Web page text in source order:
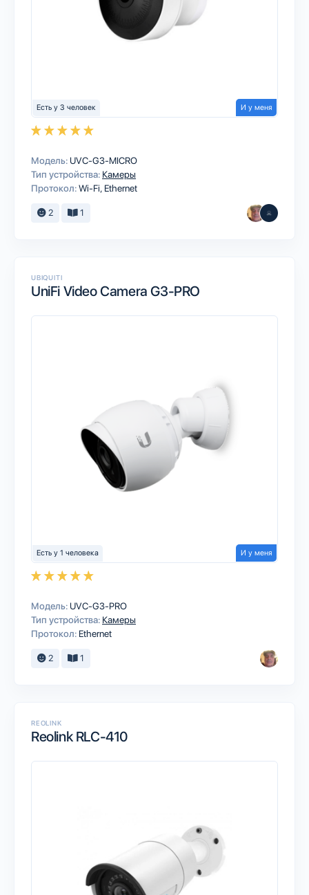
Есть у 3 человек И у меня
Модель: UVC‑G3‑MICRO
Тип устройства: Камеры
Протокол:Wi-Fi Ethernet
2 1
UBIQUITI
UniFi Video Camera G3-PRO
Есть у 1 человека И у меня
Модель: UVC‑G3‑PRO
Тип устройства: Камеры
Протокол: Ethernet
2 1
REOLINK
Reolink RLC-410